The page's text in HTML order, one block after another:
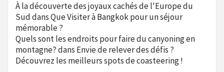
À la découverte des joyaux cachés de l'Europe du
SuddansQue Visiter à Bangkok pour un séjour
mémorable ?
Quels sont les endroits pour faire du canyoning en
montagne?dans Envie de relever des défis ?
Découvrez les meilleurs spots de coasteering !